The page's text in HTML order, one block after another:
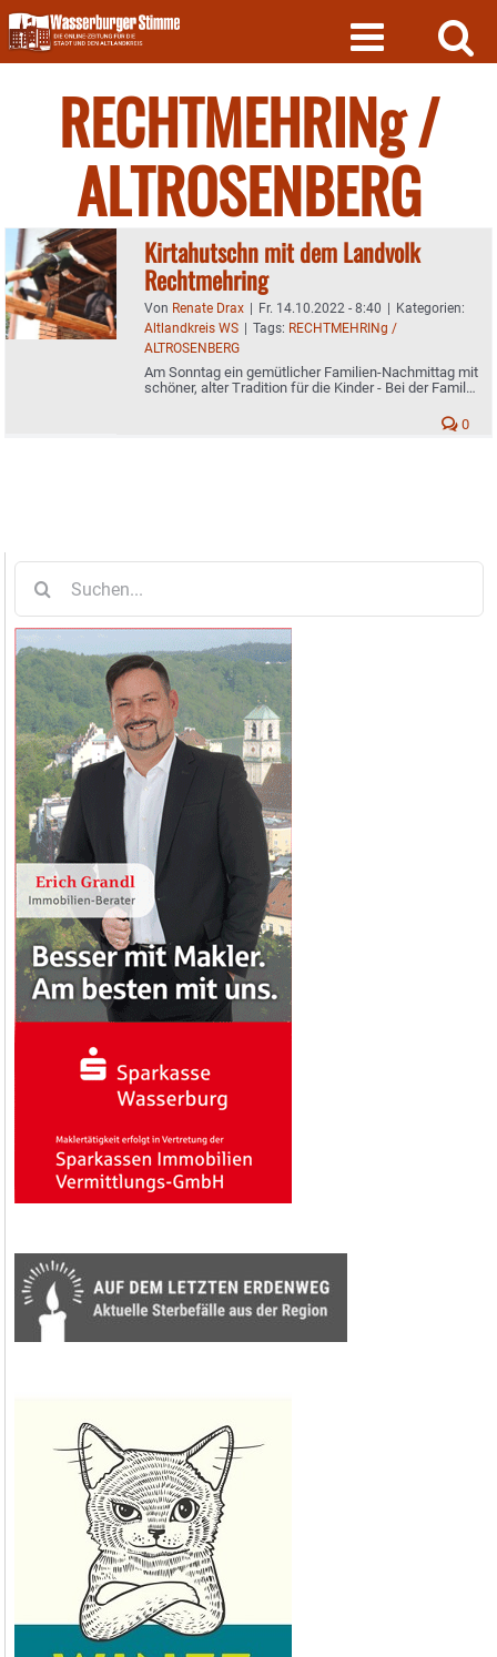
Skip
to
content
RECHTMEHRINg /
ALTROSENBERG
Kirtahutschn mit dem Landvolk
Rechtmehring
Von Renate Drax | Fr. 14.10.2022 - 8:40 | Kategorien:
Altlandkreis WS | Tags: RECHTMEHRINg /
ALTROSENBERG
Am Sonntag ein gemütlicher Familien-Nachmittag mit
schöner, alter Tradition für die Kinder - Bei der Familie
0
nach: